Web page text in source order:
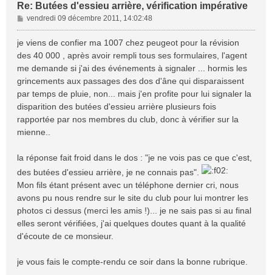
Re: Butées d'essieu arrière, vérification impérative
M
e
s
a
g
e
vendredi 09 décembre 2011, 14:02:48
je viens de confier ma 1007 chez peugeot pour la révision
des 40 000 , après avoir rempli tous ses formulaires, l'agent
me demande si j'ai des événements à signaler ... hormis les
grincements aux passages des dos d'âne qui disparaissent
par temps de pluie, non... mais j'en profite pour lui signaler la
disparition des butées d'essieu arrière plusieurs fois
rapportée par nos membres du club, donc à vérifier sur la
mienne..
la réponse fait froid dans le dos : "je ne vois pas ce que c'est,
des butées d'essieu arrière, je ne connais pas".
Mon fils étant présent avec un téléphone dernier cri, nous
avons pu nous rendre sur le site du club pour lui montrer les
photos ci dessus (merci les amis !)... je ne sais pas si au final
elles seront vérifiées, j'ai quelques doutes quant à la qualité
d'écoute de ce monsieur.
je vous fais le compte-rendu ce soir dans la bonne rubrique.